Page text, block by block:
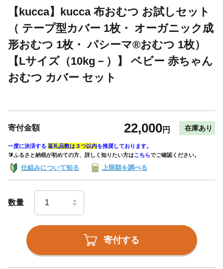
【kucca】kucca 布おむつ お試しセット
（ テープ型カバー 1枚・ オーガニック成
形おむつ 1枚・ パシーマ®おむつ 1枚）
【Lサイズ（10kg－）】 ベビー 赤ちゃん
おむつ カバー セット
寄付金額 22,000円 在庫あり
一度に決済する 返礼品数は３つ以内を推奨しております。
🔰ふるさと納税が初めての方、詳しく知りたい方はこちらでご確認ください。
仕組みについて知る 上限額を調べる
数量
寄付する